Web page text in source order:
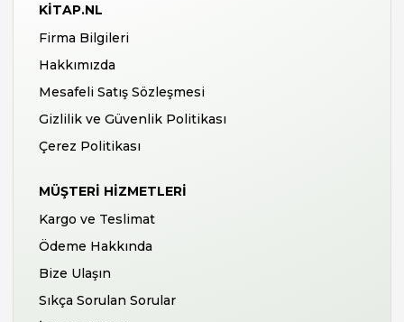
KITAP.NL
Firma Bilgileri
Hakkımızda
Mesafeli Satış Sözleşmesi
Gizlilik ve Güvenlik Politikası
Çerez Politikası
MÜŞTERI HIZMETLERI
Kargo ve Teslimat
Ödeme Hakkında
Bize Ulaşın
Sıkça Sorulan Sorular